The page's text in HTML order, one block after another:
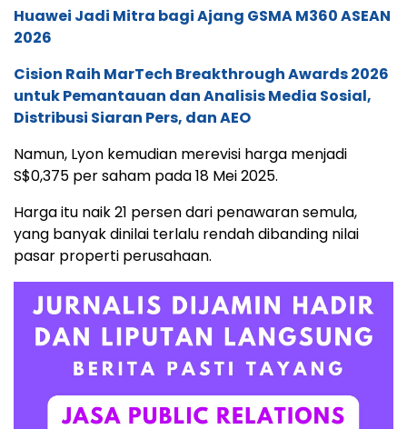
Huawei Jadi Mitra bagi Ajang GSMA M360 ASEAN
2026
Cision Raih MarTech Breakthrough Awards 2026
untuk Pemantauan dan Analisis Media Sosial,
Distribusi Siaran Pers, dan AEO
Namun, Lyon kemudian merevisi harga menjadi
S$0,375 per saham pada 18 Mei 2025.
Harga itu naik 21 persen dari penawaran semula,
yang banyak dinilai terlalu rendah dibanding nilai
pasar properti perusahaan.